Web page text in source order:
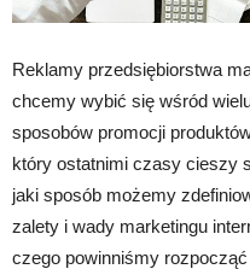
Reklamy przedsiębiorstwa
chcemy wybić się wśród
sposobów promocji
który ostatnimi czasy cieszy
jaki sposób możemy
zalety i wady marketingu
czego powinniśmy